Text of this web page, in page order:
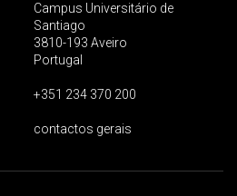
Campus Universitário de
Santiago
3810-193 Aveiro
Portugal
+351 234 370 200
contactos gerais